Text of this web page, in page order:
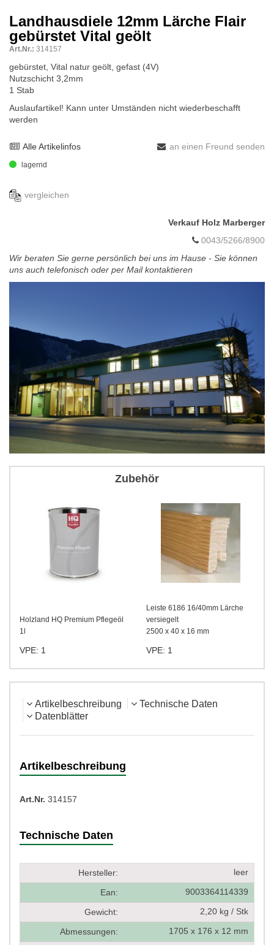
Landhausdiele 12mm Lärche Flair
gebürstet Vital geölt
Art.Nr.: 314157
gebürstet, Vital natur geölt, gefast (4V)
Nutzschicht 3,2mm
1 Stab
Auslaufartikel! Kann unter Umständen nicht wiederbeschafft
werden
Alle Artikelinfos an einen Freund senden
lagernd
vergleichen
Verkauf Holz Marberger
0043/5266/8900
Wir beraten Sie gerne persönlich bei uns im Hause - Sie können
uns auch telefonisch oder per Mail kontaktieren
Zubehör
Holzland HQ Premium Pflegeöl
1l
VPE: 1
Leiste 6186 16/40mm Lärche
versiegelt
2500 x 40 x 16 mm
VPE: 1
Artikelbeschreibung
Technische Daten
Datenblätter
Artikelbeschreibung
Art.Nr. 314157
Technische Daten
Hersteller: leer
Ean: 9003364114339
Gewicht: 2,20 kg / Stk
Abmessungen: 1705 x 176 x 12 mm